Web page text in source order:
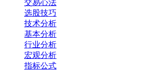
交易心法
选股技巧
技术分析
基本分析
行业分析
宏观分析
指标公式